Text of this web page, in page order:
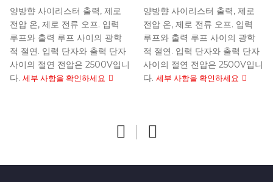
양방향 사이리스터 출력, 제로
전압 온, 제로 전류 오프. 입력
루프와 출력 루프 사이의 광학
적 절연. 입력 단자와 출력 단자
사이의 절연 전압은 2500V입니
다. 세부 사항을 확인하세요
양방향 사이리스터 출력, 제로
전압 온, 제로 전류 오프. 입력
루프와 출력 루프 사이의 광학
적 절연. 입력 단자와 출력 단자
사이의 절연 전압은 2500V입니
다. 세부 사항을 확인하세요
기술을 도입하고 고급 대규모 전용 ​​
통합 및 LED 디지털 튜브 디스플레
이를 채택하며 O를 대체할 수 있는
외국 프로세스 표준을 참조합니다.
세부 사항을 확인하세요
기술을 도입하고 고급 대규모 전용 ​​
통합 및 LED 디지털 튜브 디스플레
이를 채택하며 O를 대체할 수 있는
외국 프로세스 표준을 참조합니다.
세부 사항을 확인하세요
입된 대규모 특수 통합 및 LED 디지
털 튜브 디스플레이를 채택합니다.
아름다운 외관, 넓은 계수 범위, 긴
수명, 큰 접점 용량 등을 갖추고 있
습니다. 세부 사항을 확인하세요
입된 대규모 특수 통합 및 LED 디지
털 튜브 디스플레이를 채택합니다.
아름다운 외관, 넓은 계수 범위, 긴
수명, 큰 접점 용량 등을 갖추고 있
습니다. 세부 사항을 확인하세요
(이하 릴레이라고 함)는 AC 50Hz
및 작동 전압 380V 이하의 제어 회
로에서 자동 액체 레벨 제어에 적합
합니다.
세부 사항을 확인하세요
내성, 내화성, 방진 및 풀림 방지 기
능을 갖추고 있습니다. 2. 자동 화면
잠금: 키 잠금 기능을 사용하면 사용
자가 시간을 설정한 후 키를 잠가서
방지할 수 있습니다. ...
세부 사항을 확인하세요
내화, 방진 및 풀림에 강합니다. 2.
자체 잠금 기능: 15초 이내에 작동하
거나 설정하지 않으면...
세부 사항을 확인하세요
110VAC/220VAC±20% ...
세부 사항을 확인하세요
110VAC/220VAC&...
세부 사항을 확인하세요
이 일련의 일회용 및 단일 대기 워터
펌프 컨트롤러는 수중 하수 펌프, 깊
은 우물 물 공급 펌프, 소방 압력 안
정화 펌프, 다단계 원심 펌프, 하수
리프팅 장치 및 기타 장비에 널리 사
용됩니다. 2. ...
세부 사항을 확인하세요
이 2단 팬 컨트롤러 시리즈는 22KW
이하의 저전력 팬에 대한 시장 수요
에 맞춰 특별히 출시된 고성능 제품
으로 주로 연기 배출, 화재 제어 등
에 사용됩니다.
세부 사항을 확인하세요